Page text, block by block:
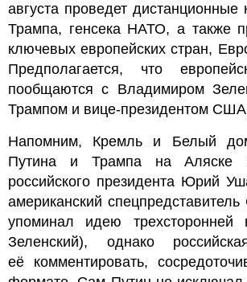
августа проведет дистанционные
Трампа, генсека НАТО, а также
ключевых европейских стран,
Предполагается, что
пообщаются с Владимиром
Трампом и вице-президентом
Напомним, Кремль и Белый
Путина и Трампа на Аляске
российского президента Юрий
американский
упоминал идею трехсторонней
Зеленский), однако
её комментировать,